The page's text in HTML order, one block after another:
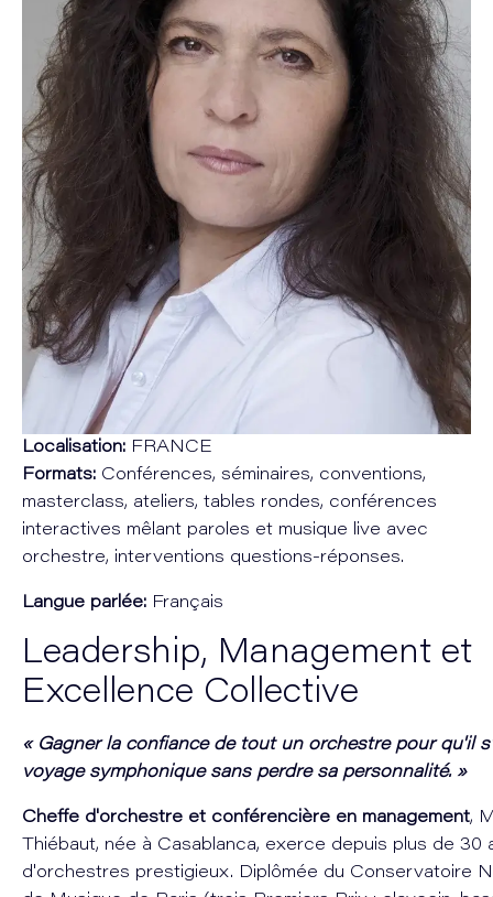
Localisation: FRANCE
Formats: Conférences, séminaires, conventions,
masterclass, ateliers, tables rondes, conférences
interactives mêlant paroles et musique live avec
orchestre, interventions questions-réponses.
Langue parlée: Français
Leadership, Management et
Excellence Collective
« Gagner la confiance de tout un orchestre pour qu'il
voyage symphonique sans perdre sa personnalité. »
Cheffe d'orchestre et conférencière en management,
Thiébaut, née à Casablanca, exerce depuis plus de 30
d'orchestres prestigieux. Diplômée du Conservatoire